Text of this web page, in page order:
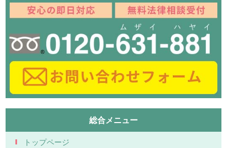
総合メニュー
トップページ